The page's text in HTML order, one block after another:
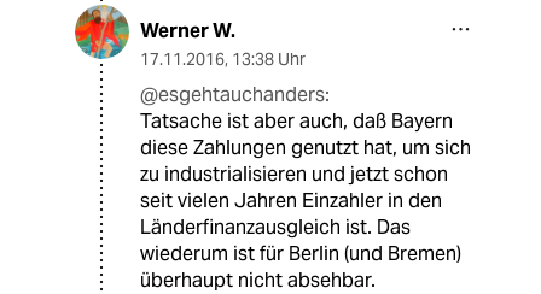
Werner W.
17.11.2016, 13:38 Uhr
@esgehtauchanders:
Tatsache ist aber auch, daß Bayern
diese Zahlungen genutzt hat, um sich
zu industrialisieren und jetzt schon
seit vielen Jahren Einzahler in den
Länderfinanzausgleich ist. Das
wiederum ist für Berlin (und Bremen)
überhaupt nicht absehbar.